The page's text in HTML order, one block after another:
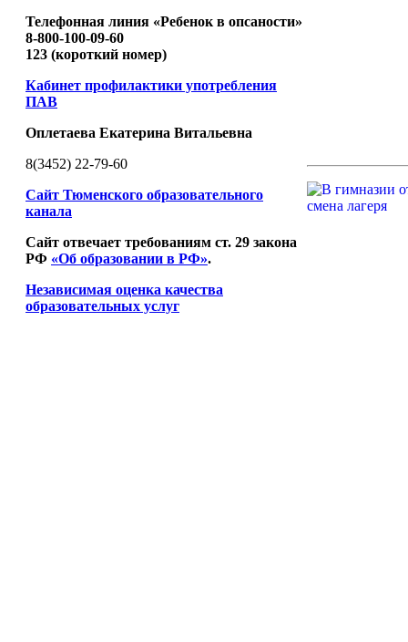
Телефонная линия «Ребенок в опсаности»
8-800-100-09-60
123 (короткий номер)
Кабинет профилактики употребления
ПАВ
Оплетаева Екатерина Витальевна
8(3452) 22-79-60
Сайт Тюменского образовательного
канала
Сайт отвечает требованиям ст. 29 закона
РФ «Об образовании в РФ».
Независимая оценка качества
образовательных услуг